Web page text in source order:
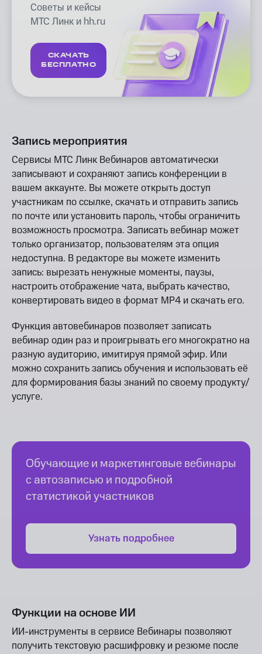
Советы и кейсы
МТС Линк и hh.ru
СКАЧАТЬ
БЕСПЛАТНО
Запись мероприятия
Сервисы МТС Линк Вебинаров автоматически
записывают и сохраняют запись конференции в
вашем аккаунте. Вы можете открыть доступ
участникам по ссылке, скачать и отправить запись
по почте или установить пароль, чтобы ограничить
возможность просмотра. Записать вебинар может
только организатор, пользователям эта опция
недоступна. В редакторе вы можете изменить
запись: вырезать ненужные моменты, паузы,
настроить отображение чата, выбрать качество,
конвертировать видео в формат MP4 и скачать его.
Функция автовебинаров позволяет записать
вебинар один раз и проигрывать его многократно на
разную аудиторию, имитируя прямой эфир. Или
можно сохранить запись обучения и использовать её
для формирования базы знаний по своему продукту/
услуге.
Обучающие и маркетинговые вебинары
с автозаписью и подробной
статистикой участников
Узнать подробнее
Функции на основе ИИ
ИИ-инструменты в сервисе Вебинары позволяют
получить текстовую расшифровку и резюме после